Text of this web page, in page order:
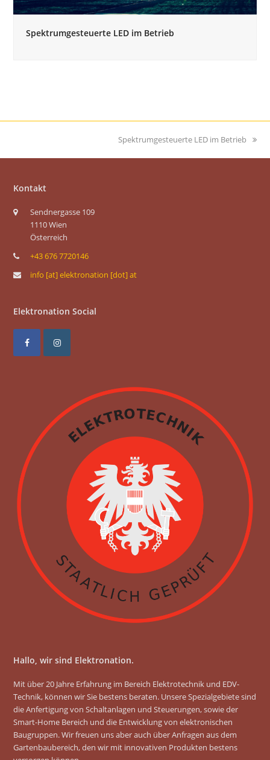
Spektrumgesteuerte LED im Betrieb
Nächster
Spektrumgesteuerte LED im Betrieb
Kontakt
Sendnergasse 109
1110 Wien
Österreich
+43 676 7720146
info [at] elektronation [dot] at
Elektronation Social
F
b
I
m
Hallo, wir sind Elektronation.
Mit über 20 Jahre Erfahrung im Bereich Elektrotechnik und EDV-
Technik, können wir Sie bestens beraten. Unsere Spezialgebiete sind
die Anfertigung von Schaltanlagen und Steuerungen, sowie der
Smart-Home Bereich und die Entwicklung von elektronischen
Baugruppen. Wir freuen uns aber auch über Anfragen aus dem
Gartenbaubereich, den wir mit innovativen Produkten bestens